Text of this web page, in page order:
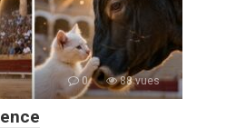
0 88 vues